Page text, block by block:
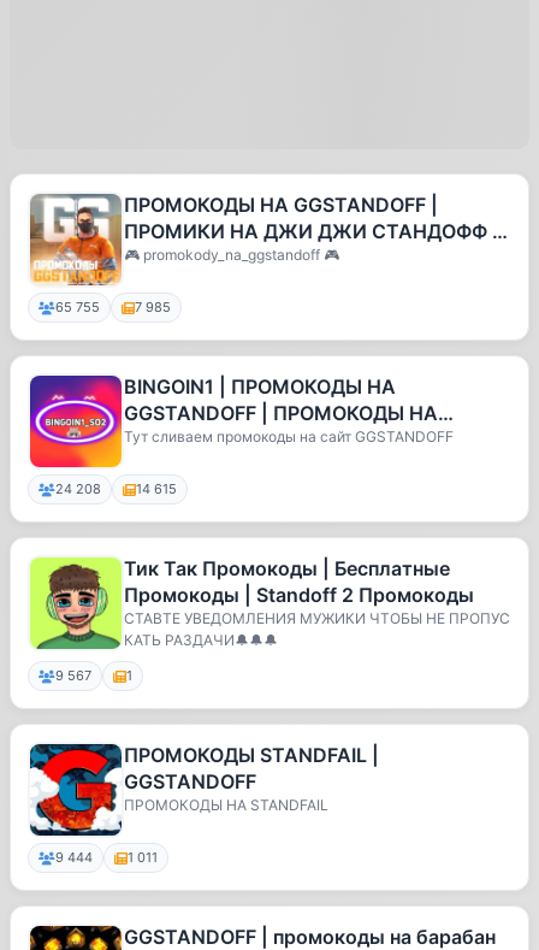
ПРОМОКОДЫ НА GGSTANDOFF |
ПРОМИКИ НА ДЖИ ДЖИ СТАНДОФФ |
ГГСТЕНДОФФ ПРОМОКОДЫ |
🎮 promokody_na_ggstandoff 🎮
65 755 7 985
BINGOIN1 | ПРОМОКОДЫ НА
GGSTANDOFF | ПРОМОКОДЫ НА
BULLDROP | STANDFAIL ПРОМОКОДЫ
Тут сливаем промокоды на сайт GGSTANDOFF
24 208 14 615
Тик Так Промокоды | Бесплатные
Промокоды | Standoff 2 Промокоды
СТАВТЕ УВЕДОМЛЕНИЯ МУЖИКИ ЧТОБЫ НЕ ПРОПУС
КАТЬ РАЗДАЧИ🔔🔔🔔
9 567 1
ПРОМОКОДЫ STANDFAIL |
GGSTANDOFF
ПРОМОКОДЫ НА STANDFAIL
9 444 1 011
GGSTANDOFF | промокоды на барабан